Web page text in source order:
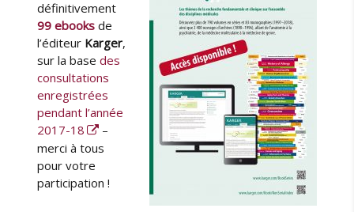
g
e
c
é
l
e
définitivement
99 ebooks de
l’éditeur Karger,
sur la basedes
consultations
enregistrées
pendant l’année
2017-18
–
merci à tous
pour votre
participation !